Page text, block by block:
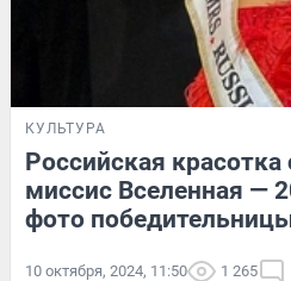
КУЛЬТУРА
Российская красотка
миссис Вселенная —
фото
10 октября, 2024, 11:50 1 265